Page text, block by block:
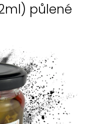
půlené